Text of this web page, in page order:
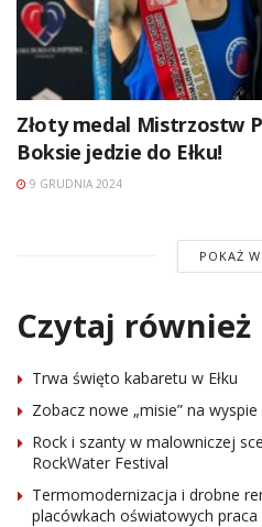
Złoty medal Mistrzostw
Boksie jedzie do Ełku!
9 GRUDNIA 2024
POKAŻ
Czytaj również
Trwa święto kabaretu w Ełku
Zobacz nowe „misie” na wyspie
Rock i szanty w malowniczej
RockWater Festival
Termomodernizacja i drobne
placówkach oświatowych praca